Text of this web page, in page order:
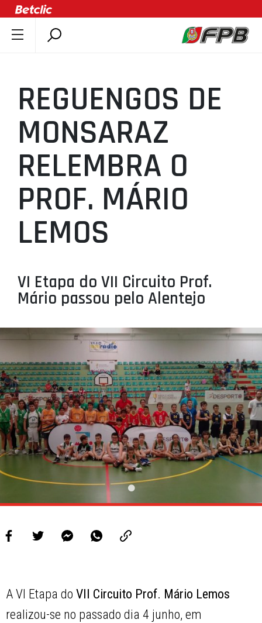
ÚLTIMAS
COMPETIÇÕES
ASSOCIAÇÕES
CLUBES
AGENTES
AGENDA
SELEÇÕES
MINIBASQUETE
PROJETOS
LIGA BETCLIC MASCULINA
LIGA BETCLIC FEMININA
REGUENGOS DE
MONSARAZ
RELEMBRA O
PROF. MÁRIO
LEMOS
VI Etapa do VII Circuito Prof.
Mário passou pelo Alentejo
A VI Etapa doVII Circuito Prof. Mário Lemos
realizou-se no passado dia 4 junho, em